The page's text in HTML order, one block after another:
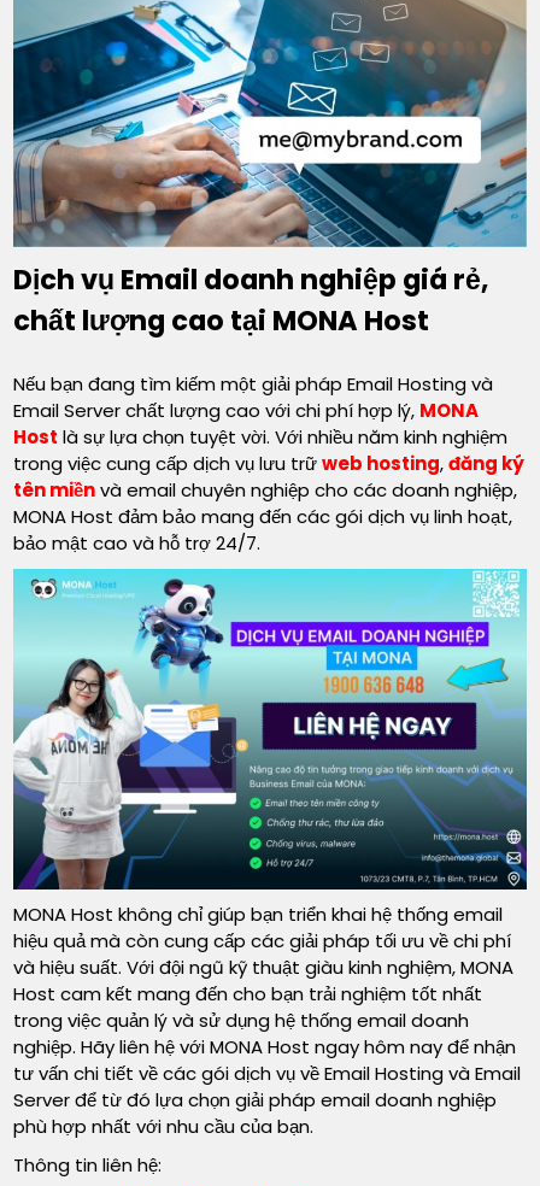
Dịch vụ Email doanh nghiệp giá rẻ,
chất lượng cao tại MONA Host
Nếu bạn đang tìm kiếm một giải pháp Email Hosting và
Email Server chất lượng cao với chi phí hợp lý, MONA
Host là sự lựa chọn tuyệt vời. Với nhiều năm kinh nghiệm
trong việc cung cấp dịch vụ lưu trữweb hosting,đăng ký
tên miềnvà email chuyên nghiệp cho các doanh nghiệp,
MONA Host đảm bảo mang đến các gói dịch vụ linh hoạt,
bảo mật cao và hỗ trợ 24/7.
MONA Host không chỉ giúp bạn triển khai hệ thống email
hiệu quả mà còn cung cấp các giải pháp tối ưu về chi phí
và hiệu suất. Với đội ngũ kỹ thuật giàu kinh nghiệm, MONA
Host cam kết mang đến cho bạn trải nghiệm tốt nhất
trong việc quản lý và sử dụng hệ thống email doanh
nghiệp. Hãy liên hệ với MONA Host ngay hôm nay để nhận
tư vấn chi tiết về các gói dịch vụ về Email Hosting và Email
Server để từ đó lựa chọn giải pháp email doanh nghiệp
phù hợp nhất với nhu cầu của bạn.
Thông tin liên hệ: